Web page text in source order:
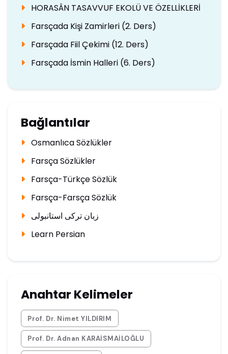
HORASÂN TASAVVUF EKOLÜ VE ÖZELLİKLERİ
Farsçada Kişi Zamirleri (2. Ders)
Farsçada Fiil Çekimi (12. Ders)
Farsçada İsmin Halleri (6. Ders)
Bağlantılar
Osmanlıca Sözlükler
Farsça Sözlükler
Farsça-Türkçe Sözlük
Farsça-Farsça Sözlük
زبان ترکی استانبولی
Learn Persian
Anahtar Kelimeler
Prof. Dr. Nimet YILDIRIM
Prof. Dr. Adnan KARAİSMAİLOĞLU